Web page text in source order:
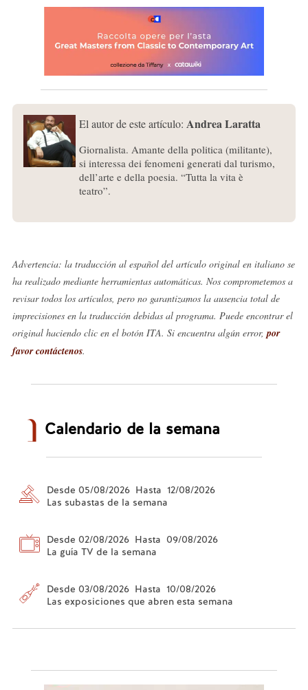
El autor de este artículo: Andrea Laratta
Giornalista. Amante della politica (militante),
si interessa dei fenomeni generati dal turismo,
dell’arte e della poesia. “Tutta la vita è
teatro”.
Advertencia: la traducción al español del artículo original en italiano se
ha realizado mediante herramientas automáticas. Nos comprometemos a
revisar todos los artículos, pero no garantizamos la ausencia total de
imprecisiones en la traducción debidas al programa. Puede encontrar el
original haciendo clic en el botón ITA. Si encuentra algún error,por
favor contáctenos.
Calendario de la semana
Desde 05/08/2026 Hasta 12/08/2026
Las subastas de la semana
Desde 02/08/2026 Hasta 09/08/2026
La guía TV de la semana
Desde 03/08/2026 Hasta 10/08/2026
Las exposiciones que abren esta semana